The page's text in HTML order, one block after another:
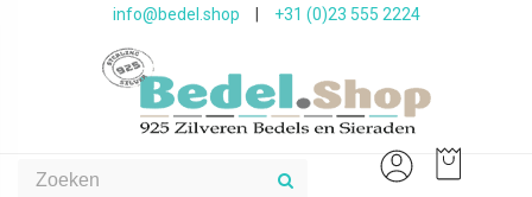
info@bedel.shop +31 (0)23 555 2224